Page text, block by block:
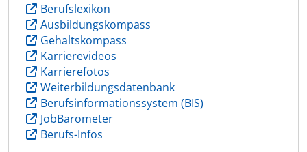
Berufslexikon
Ausbildungskompass
Gehaltskompass
Karrierevideos
Karrierefotos
Weiterbildungsdatenbank
Berufsinformationssystem (BIS)
JobBarometer
Berufs-Infos